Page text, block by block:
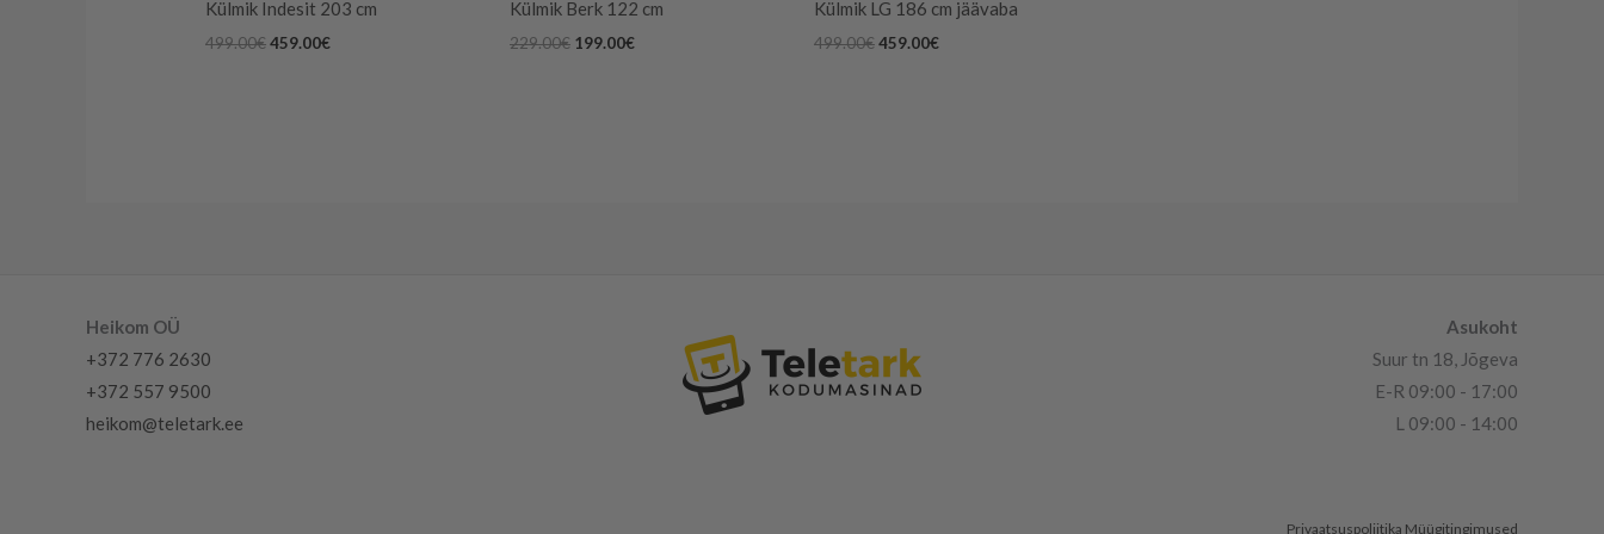
Külmik Indesit 203 cm
499.00€459.00€
Külmik Berk 122 cm
229.00€ 199.00€
Külmik LG 186 cm jäävaba
499.00€459.00€
Heikom OÜ
+372 776 2630
+372 557 9500
heikom@teletark.ee
Asukoht
Suur tn 18, Jõgeva
E-R 09:00 - 17:00
L 09:00 - 14:00
Privaatsuspoliitika Müügitingimused